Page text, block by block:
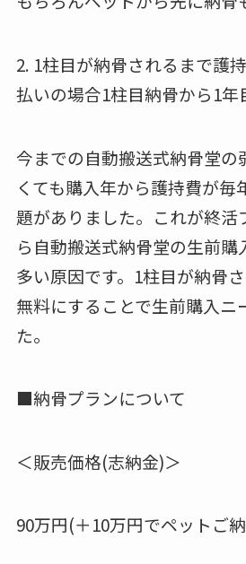
2. 1柱目が納骨されるまで護
払いの場合1柱目納骨から1年
今までの自動搬送式納骨堂の
くても購入年から護持費が毎
題がありました。これが終活
ら自動搬送式納骨堂の生前購
多い原因です。1柱目が納骨
無料にすることで生前購入ニ
た。
■納骨プランについて
＜販売価格(志納金)＞
90万円(＋10万円でペットご納